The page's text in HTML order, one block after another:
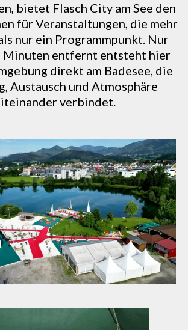
bietet Flasch City am See den
für Veranstaltungen, die mehr
nur ein Programmpunkt. Nur
Minuten entfernt entsteht hier
direkt am Badesee, die
Austausch und Atmosphäre
verbindet.